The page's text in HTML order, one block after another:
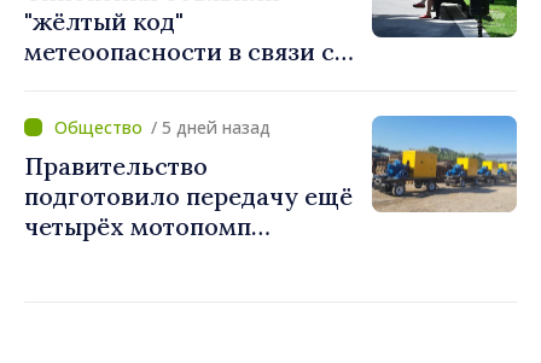
"жёлтый код"
метеоопасности в связи с
поднимется до 36°C
/ 5 дней назад
Правительство
подготовило передачу ещё
четырёх мотопомп